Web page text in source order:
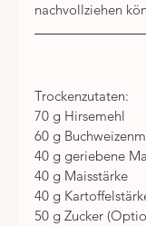
nachvollziehen
Trockenzutaten:
70 g Hirsemehl
60 g
40 g geriebene
40 g Maisstärke
40 g
50 g Zucker